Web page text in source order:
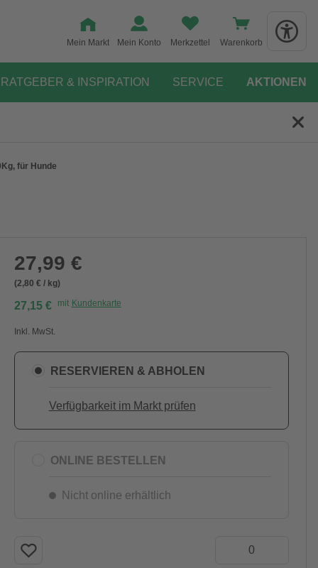
Mein Markt Mein Konto Merkzettel Warenkorb
RATGEBER & INSPIRATION SERVICE AKTIONEN
für Hunde
27,99 €
(2,80 € / kg)
27,15 € mit Kundenkarte
Inkl. MwSt.
RESERVIEREN & ABHOLEN
Verfügbarkeit im Markt prüfen
ONLINE BESTELLEN
Nicht online erhältlich